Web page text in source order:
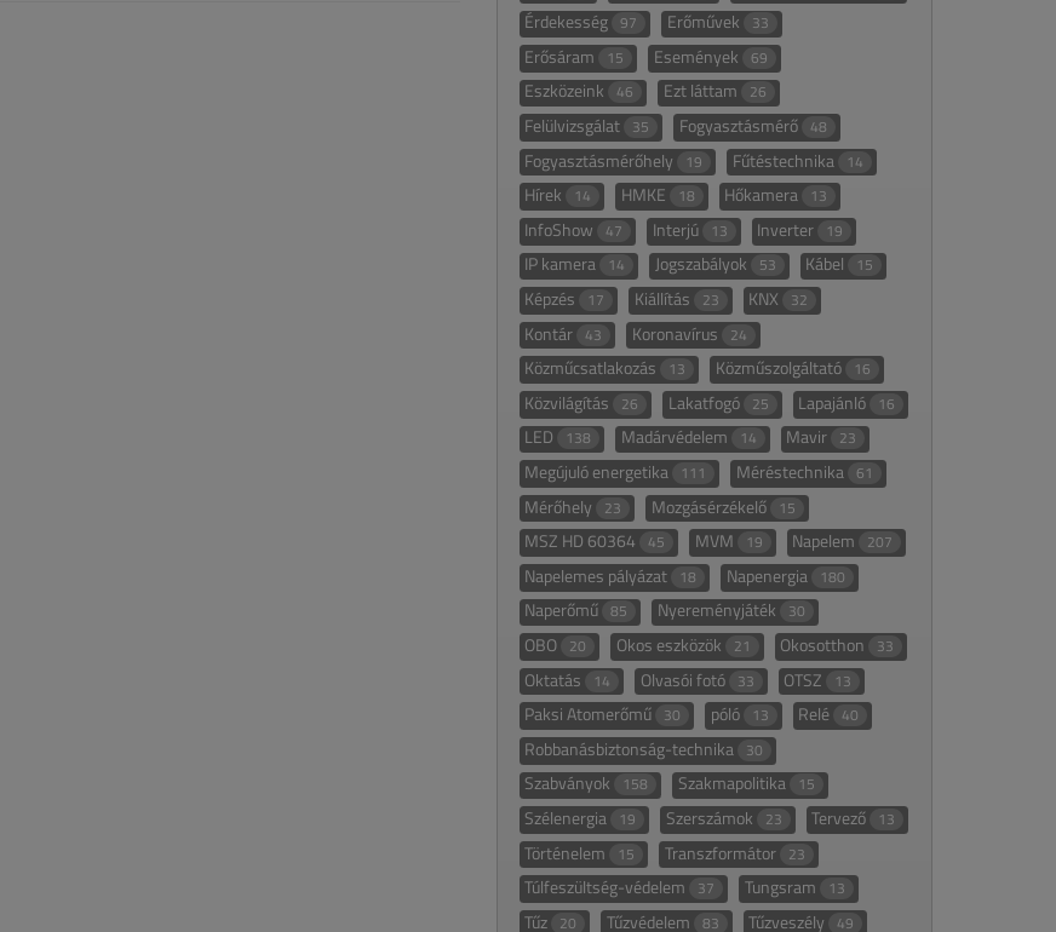
Érdekesség 97 Erőművek 33
Erősáram 15 Események 69
Eszközeink 46 Ezt láttam 26
Felülvizsgálat 35 Fogyasztásmérő 48
Fogyasztásmérőhely 19 Fűtéstechnika 14
Hírek 14 HMKE 18 Hőkamera 13
InfoShow 47 Interjú 13 Inverter 19
IP kamera 14 Jogszabályok 53 Kábel 15
Képzés 17 Kiállítás 23 KNX 32
Kontár 43 Koronavírus 24
Közműcsatlakozás 13 Közműszolgáltató 16
Közvilágítás 26 Lakatfogó 25 Lapajánló 16
LED 138 Madárvédelem 14 Mavir 23
Megújuló energetika 111 Méréstechnika 61
Mérőhely 23 Mozgásérzékelő 15
MSZ HD 60364 45 MVM 19 Napelem 207
Napelemes pályázat 18 Napenergia 180
Naperőmű 85 Nyereményjáték 30
OBO 20 Okos eszközök 21 Okosotthon 33
Oktatás 14 Olvasói fotó 33 OTSZ 13
Paksi Atomerőmű 30 póló 13 Relé 40
Robbanásbiztonság-technika 30
Szabványok 158 Szakmapolitika 15
Szélenergia 19 Szerszámok 23 Tervező 13
Történelem 15 Transzformátor 23
Túlfeszültség-védelem 37 Tungsram 13
Tűz 20 Tűzvédelem 83 Tűzveszély 49